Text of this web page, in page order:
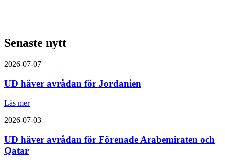
Senaste nytt
2026-07-07
UD häver avrådan för Jordanien
Läs mer
2026-07-03
UD häver avrådan för Förenade Arabemiraten och
Qatar